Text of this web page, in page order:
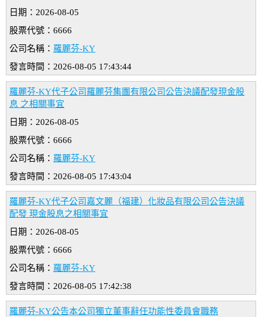
日期：2026-08-05
股票代號：6666
公司名稱： 羅麗芬-KY
發言時間：2026-08-05 17:43:44
羅麗芬-KY代子公司羅麗芬集團有限公司公告決議配發現金股
息 之相關事宜
日期：2026-08-05
股票代號：6666
公司名稱： 羅麗芬-KY
發言時間：2026-08-05 17:43:04
羅麗芬-KY代子公司嘉文麗（福建）化妝品有限公司公告決議
配發 現金股息之相關事宜
日期：2026-08-05
股票代號：6666
公司名稱： 羅麗芬-KY
發言時間：2026-08-05 17:42:38
羅麗芬-KY公告本公司獨立董事辭任功能性委員會職務